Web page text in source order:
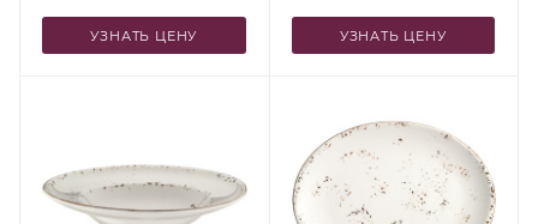
УЗНАТЬ ЦЕНУ УЗНАТЬ ЦЕНУ